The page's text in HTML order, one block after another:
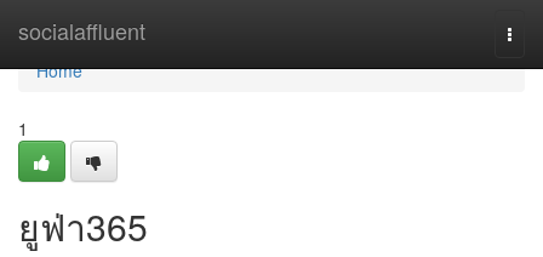
socialaffluent
Home
Home
1
ยูฟ่า365